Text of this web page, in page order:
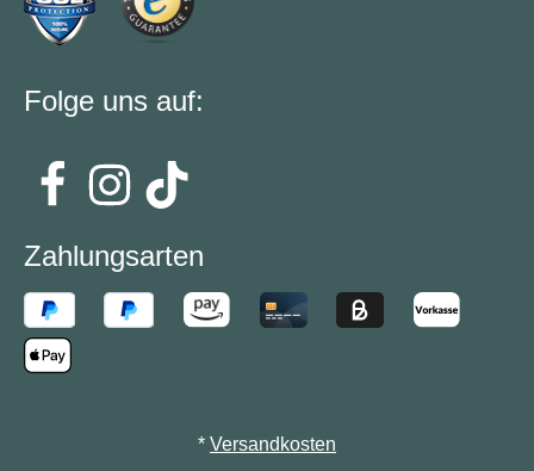
Folge uns auf:
Zahlungsarten
* Versandkosten